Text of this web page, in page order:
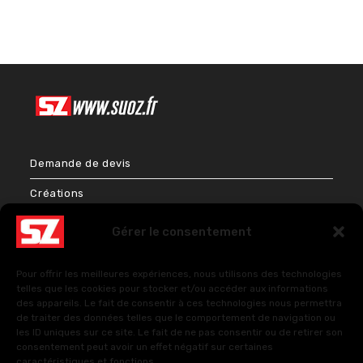
Gérer le consentement
Pour offrir les meilleures expériences, nous utilisons des technologies
telles que les cookies pour stocker et/ou accéder aux informations
des appareils. Le fait de consentir à ces technologies nous permettra
de traiter des données telles que le comportement de navigation ou
les ID uniques sur ce site. Le fait de ne pas consentir ou de retirer son
consentement peut avoir un effet négatif sur certaines
Demande de devis
Créations
Bien-être & Couleurs
FAQ – Questions fréquentes
Politique de cookies (UE)